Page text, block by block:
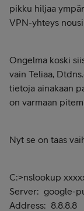
pikku hiljaa
VPN-yhteys
Ongelma koski
vain Teliaa,
tietoja ainakaan
on varmaan
Nyt se on taas
C:>nslookup
Server: google-
Address: 8.8.8.8